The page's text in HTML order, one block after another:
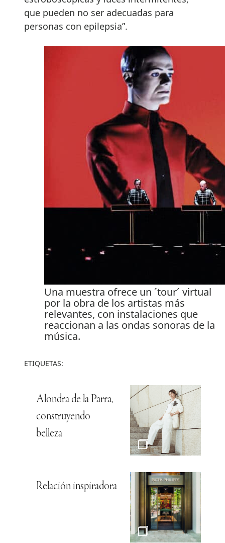
que pueden no ser adecuadas para
personas con epilepsia”.
Una muestra ofrece un ´tour´ virtual
por la obra de los artistas más
relevantes, con instalaciones que
reaccionan a las ondas sonoras de la
música.
ETIQUETAS:
Alondra de la Parra,
construyendo
belleza
Relación inspiradora